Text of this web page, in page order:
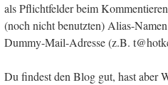
als Pflichtfelder beim
(noch nicht benutzten) Alias-
Dummy-Mail-Adresse (z.B.
Du findest den Blog gut, hast aber